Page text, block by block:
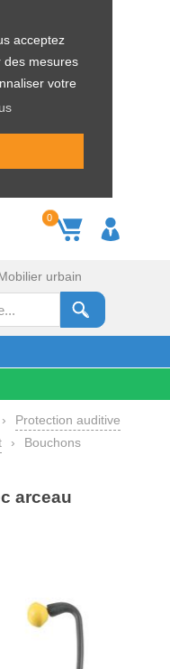
acceptez
des mesures
votre
0
urbain
›
Protection auditive
›
Bouchons
arceau